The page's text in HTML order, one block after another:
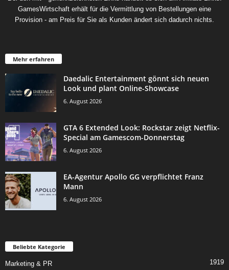
GamesWirtschaft erhält für die Vermittlung von Bestellungen eine
Provision - am Preis für Sie als Kunden ändert sich dadurch nichts.
Mehr erfahren
Daedalic Entertainment gönnt sich neuen
Look und plant Online-Showcase
6. August 2026
GTA 6 Extended Look: Rockstar zeigt Netflix-
Special am Gamescom-Donnerstag
6. August 2026
EA-Agentur Apollo GG verpflichtet Franz
Mann
6. August 2026
Beliebte Kategorie
Marketing & PR 1919